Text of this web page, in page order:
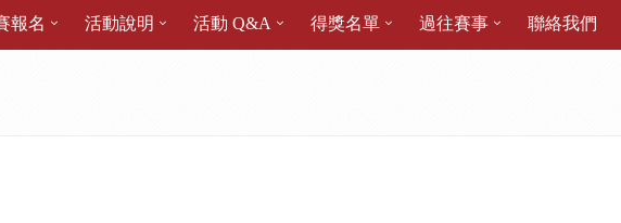
報名 活動說明 活動 Q&A 得獎名單 過往賽事 聯絡我們